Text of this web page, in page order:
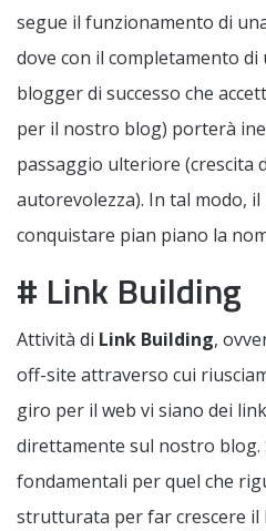
segue il funzionamento di
dove con il completamento
blogger di successo che
per il nostro blog) porterà
passaggio ulteriore (crescita
autorevolezza). In tal modo,
conquistare pian piano la
# Link Building
Attività di Link Building,
off-site attraverso cui
giro per il web vi siano dei
direttamente sul nostro
fondamentali per quel che
strutturata per far crescere il